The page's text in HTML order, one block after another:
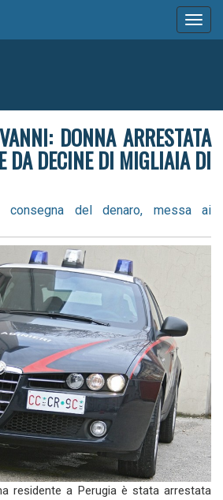
DONNA ARRESTATA
DA DECINE DI MIGLIAIA DI
consegna del denaro, messa ai
residente a Perugia è stata arrestata